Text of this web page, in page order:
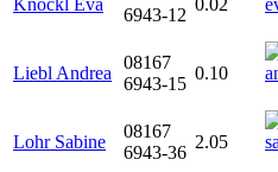
Knöckl Eva
6943-12
0.02
Liebl Andrea
08167
6943-15
0.10
Lohr Sabine
08167
6943-36
2.05